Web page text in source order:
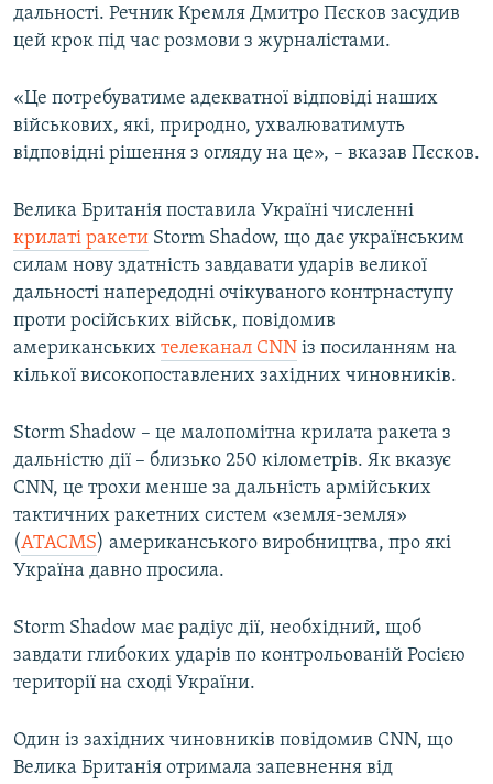
дальності. Речник Кремля Дмитро Пєсков засудив
цей крок під час розмови з журналістами.
«Це потребуватиме адекватної відповіді наших
військових, які, природно, ухвалюватимуть
відповідні рішення з огляду на це», – вказав Пєсков.
Велика Британія поставила Україні численні
крилаті ракети Storm Shadow, що дає українським
силам нову здатність завдавати ударів великої
дальності напередодні очікуваного контрнаступу
проти російських військ, повідомив
американських телеканал CNN із посиланням на
кілької високопоставлених західних чиновників.
Storm Shadow – це малопомітна крилата ракета з
дальністю дії – близько 250 кілометрів. Як вказує
CNN, це трохи менше за дальність армійських
тактичних ракетних систем «земля-земля»
(ATACMS) американського виробництва, про які
Україна давно просила.
Storm Shadow має радіус дії, необхідний, щоб
завдати глибоких ударів по контрольованій Росією
території на сході України.
Один із західних чиновників повідомив CNN, що
Велика Британія отримала запевнення від